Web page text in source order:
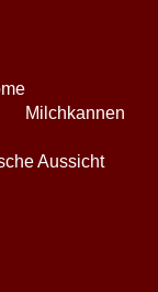
Milchkannen
Aussicht